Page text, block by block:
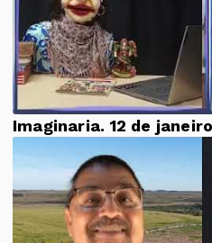
Imaginaria. 12 de